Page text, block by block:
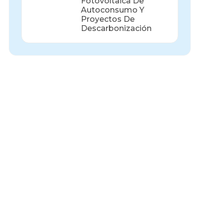
Autoconsumo Y
Proyectos De
Descarbonización